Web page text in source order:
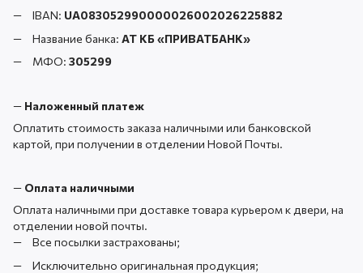
IBAN: UA083052990000026002026225882
Название банка: АТ КБ «ПРИВАТБАНК»
МФО: 305299
— Наложенный платеж
Оплатить стоимость заказа наличными или банковской
картой, при получении в отделении Новой Почты.
— Оплата наличными
Оплата наличными при доставке товара курьером к двери, на
отделении новой почты.
Все посылки застрахованы;
Исключительно оригинальная продукция;